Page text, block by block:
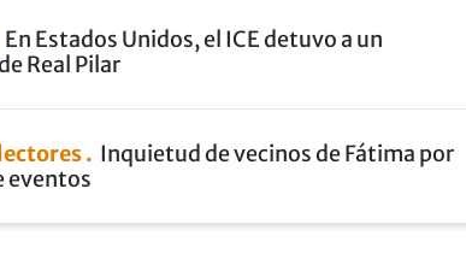
En Estados Unidos, el ICE detuvo a un
Real Pilar
Inquietud de vecinos de Fátima por
eventos